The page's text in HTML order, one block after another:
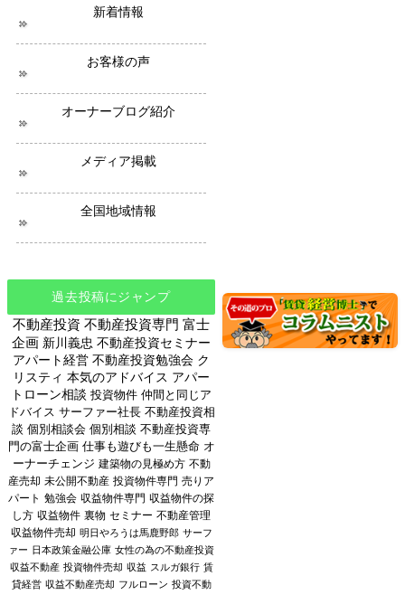
新着情報
お客様の声
オーナーブログ紹介
メディア掲載
全国地域情報
過去投稿にジャンプ
不動産投資 不動産投資専門 富士
企画 新川義忠 不動産投資セミナー
アパート経営 不動産投資勉強会 ク
リスティ 本気のアドバイス アパー
トローン相談 投資物件 仲間と同じア
ドバイス サーファー社長 不動産投資相
談 個別相談会 個別相談 不動産投資専
門の富士企画 仕事も遊びも一生懸命 オ
ーナーチェンジ 建築物の見極め方 不動
産売却 未公開不動産 投資物件専門 売りア
パート 勉強会 収益物件専門 収益物件の探
し方 収益物件 裏物 セミナー 不動産管理
収益物件売却 明日やろうは馬鹿野郎 サーフ
ァー 日本政策金融公庫 女性の為の不動産投資
収益不動産 投資物件売却 収益 スルガ銀行 賃
貸経営 収益不動産売却 フルローン 投資不動